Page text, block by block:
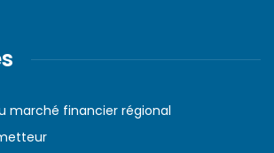
marché financier régional